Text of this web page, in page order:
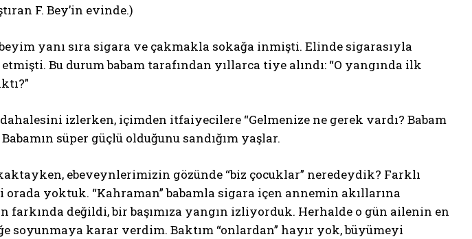
F. Bey’in evinde.)
yanı sıra sigara ve çakmakla sokağa inmişti. Elinde sigarasıyla
Bu durum babam tarafından yıllarca tiye alındı: “O yangında ilk
izlerken, içimden itfaiyecilere “Gelmenize ne gerek vardı? Babam
süper güçlü olduğunu sandığım yaşlar.
ebeveynlerimizin gözünde “biz çocuklar” neredeydik? Farklı
yoktuk. “Kahraman” babamla sigara içen annemin akıllarına
farkında değildi, bir başımıza yangın izliyorduk. Herhalde o gün ailenin en
soyunmaya karar verdim. Baktım “onlardan” hayır yok, büyümeyi